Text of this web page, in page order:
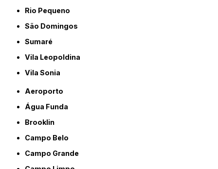
Rio Pequeno
São Domingos
Sumaré
Vila Leopoldina
Vila Sonia
Aeroporto
Água Funda
Brooklin
Campo Belo
Campo Grande